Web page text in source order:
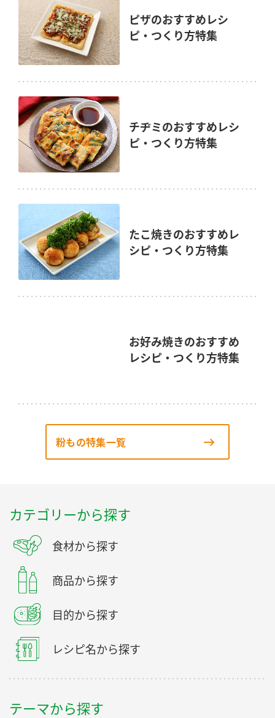
ピザのおすすめレシ
ピ・つくり方特集
チヂミのおすすめレシ
ピ・つくり方特集
たこ焼きのおすすめレ
シピ・つくり方特集
お好み焼きのおすすめ
レシピ・つくり方特集
粉もの特集一覧
カテゴリーから探す
食材から探す
商品から探す
目的から探す
レシピ名から探す
テーマから探す